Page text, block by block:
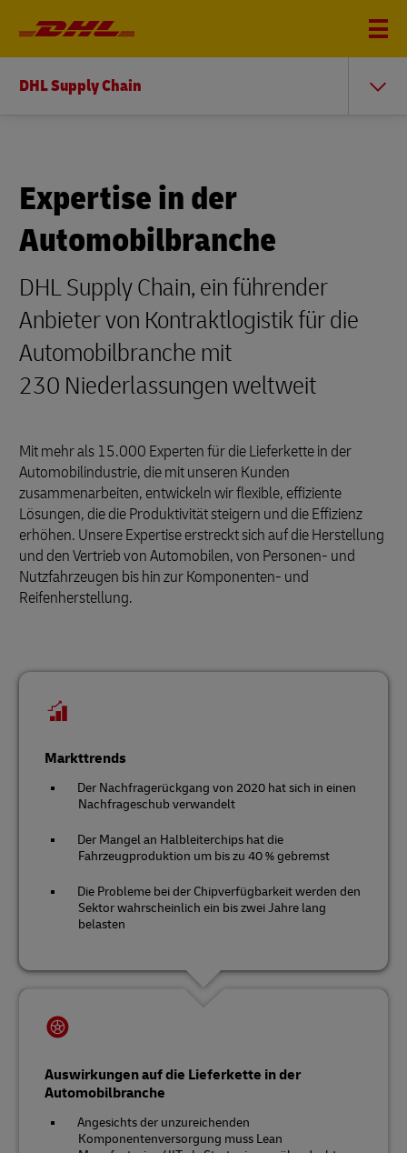
DHL Supply Chain
Expertise in der
Automobilbranche
DHL Supply Chain, ein führender
Anbieter von Kontraktlogistik für die
Automobilbranche mit
230 Niederlassungen weltweit
Mit mehr als 15.000 Experten für die Lieferkette in der
Automobilindustrie, die mit unseren Kunden
zusammenarbeiten, entwickeln wir flexible, effiziente
Lösungen, die die Produktivität steigern und die Effizienz
erhöhen. Unsere Expertise erstreckt sich auf die Herstellung
und den Vertrieb von Automobilen, von Personen- und
Nutzfahrzeugen bis hin zur Komponenten- und
Reifenherstellung.
Markttrends
Der Nachfragerückgang von 2020 hat sich in einen
Nachfrageschub verwandelt
Der Mangel an Halbleiterchips hat die
Fahrzeugproduktion um bis zu 40 % gebremst
Die Probleme bei der Chipverfügbarkeit werden den
Sektor wahrscheinlich ein bis zwei Jahre lang
belasten
Auswirkungen auf die Lieferkette in der
Automobilbranche
Angesichts der unzureichenden
Komponentenversorgung muss Lean